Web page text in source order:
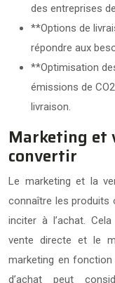
des entreprises
**Options de
répondre aux
**Optimisation
émissions de
livraison.
Marketing et
convertir
Le marketing et la
connaître les produits
inciter à l’achat.
vente directe et le
marketing en
d’achat peut